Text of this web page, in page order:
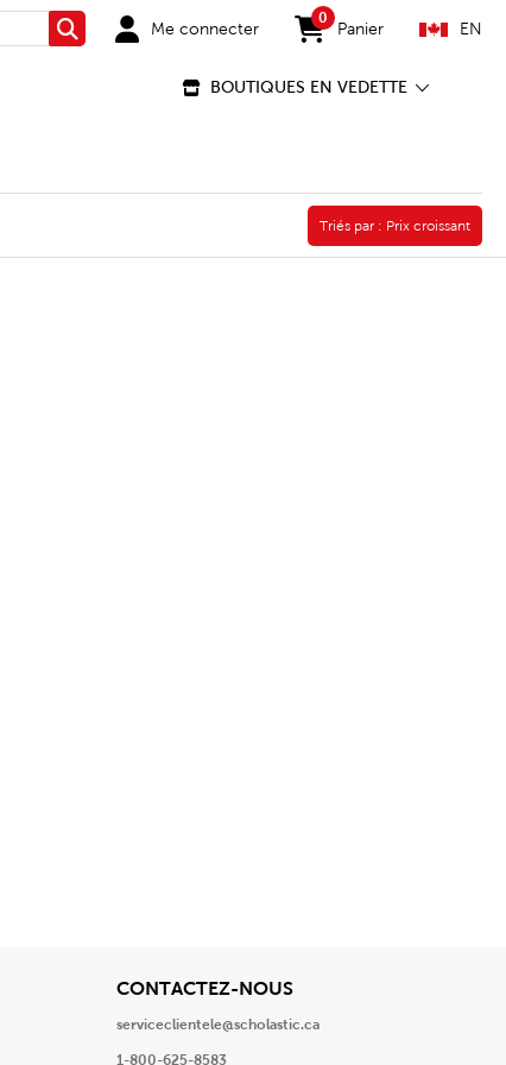
RechercherMe connecter
0
items in cart
Panier EN
BOUTIQUES EN VEDETTE
Triés par :
Triés par : Prix croissant
CONTACTEZ-NOUSView
serviceclientele@scholastic.ca
1-800-625-8583